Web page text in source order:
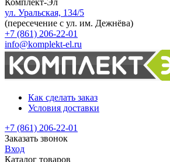
Комплект-Эл
ул. Уральская, 134/5
(пересечение с ул. им. Дежнёва)
+7 (861) 206-22-01
info@komplekt-el.ru
Как сделать заказ
Условия доставки
+7 (861) 206-22-01
Заказать звонок
Вход
Каталог товаров